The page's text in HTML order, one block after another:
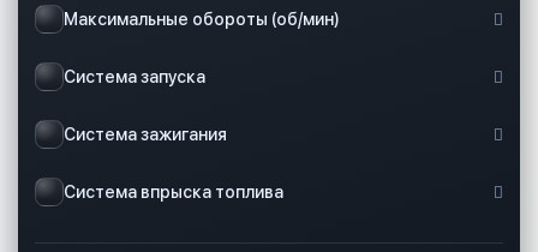
Максимальные обороты (об/мин)
Система запуска
Система зажигания
Система впрыска топлива